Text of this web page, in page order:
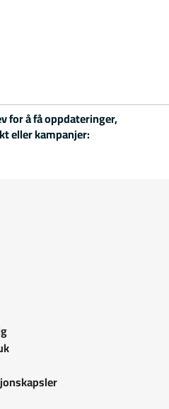
for å få oppdateringer,
eller kampanjer: